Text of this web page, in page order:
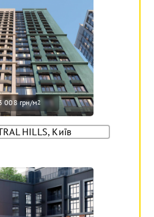
008 грн/м2
HILLS, Київ